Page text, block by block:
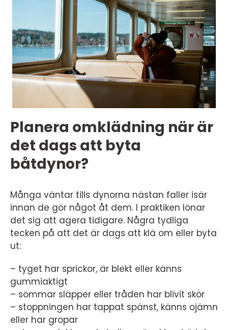
Planera omklädning när är
det dags att byta
båtdynor?
Många väntar tills dynorna nästan faller isär
innan de gör något åt dem. I praktiken lönar
det sig att agera tidigare. Några tydliga
tecken på att det är dags att klä om eller byta
ut:
– tyget har sprickor, är blekt eller känns
gummiaktigt
– sömmar släpper eller tråden har blivit skör
– stoppningen har tappat spänst, känns ojämn
eller har gropar